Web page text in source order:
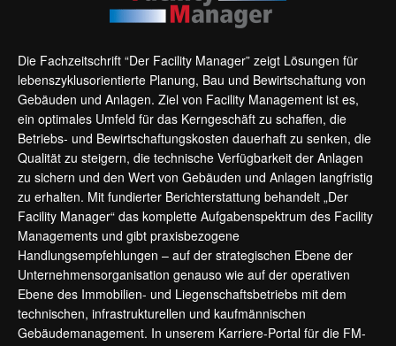
Die Fachzeitschrift “Der Facility Manager” zeigt Lösungen für
lebenszyklusorientierte Planung, Bau und Bewirtschaftung von
Gebäuden und Anlagen. Ziel von Facility Management ist es,
ein optimales Umfeld für das Kerngeschäft zu schaffen, die
Betriebs- und Bewirtschaftungskosten dauerhaft zu senken, die
Qualität zu steigern, die technische Verfügbarkeit der Anlagen
zu sichern und den Wert von Gebäuden und Anlagen langfristig
zu erhalten. Mit fundierter Berichterstattung behandelt „Der
Facility Manager“ das komplette Aufgabenspektrum des Facility
Managements und gibt praxisbezogene
Handlungsempfehlungen – auf der strategischen Ebene der
Unternehmensorganisation genauso wie auf der operativen
Ebene des Immobilien- und Liegenschaftsbetriebs mit dem
technischen, infrastrukturellen und kaufmännischen
Gebäudemanagement. In unserem Karriere-Portal für die FM-